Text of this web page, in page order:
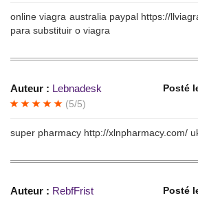
online viagra australia paypal https://
para substituir o viagra
Auteur : Lebnadesk Posté
(5/5)
super pharmacy http://xlnpharmacy.com/
Auteur : RebfFrist Posté